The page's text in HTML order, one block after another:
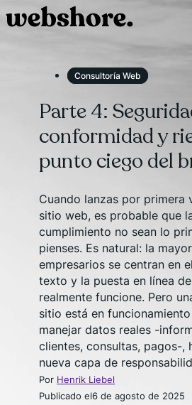
Consultoría Web
Parte 4:
conformidad y
punto ciego del
Cuando lanzas por primera
sitio web, es probable que
cumplimiento no sean lo
pienses. Es natural: la
empresarios se centran en
texto y la puesta en línea
realmente funcione. Pero
sitio está en
manejar datos reales -
clientes, consultas, pagos-,
nueva capa de
Por Henrik Liebel
Publicado el6 de agosto de 2025